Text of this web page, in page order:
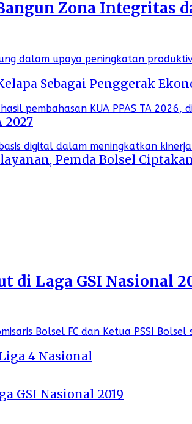
Zona Integritas
Sebagai Penggerak
2027
Pemda Bolsel
di Laga GSI Nasional
4 Nasional
GSI Nasional 2019